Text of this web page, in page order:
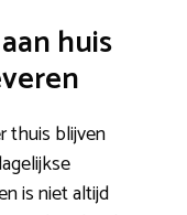
huis
thuis blijven
is niet altijd